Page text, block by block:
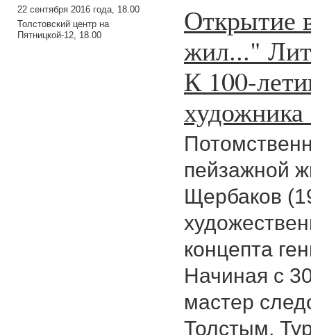
22 сентября 2016 года, 18.00
Толстовский центр на
Пятницкой-12, 18.00
Открытие
жил..."
К 100-
пейзажной
Щербаков
концепта
Начиная с
мастер
Толстым,